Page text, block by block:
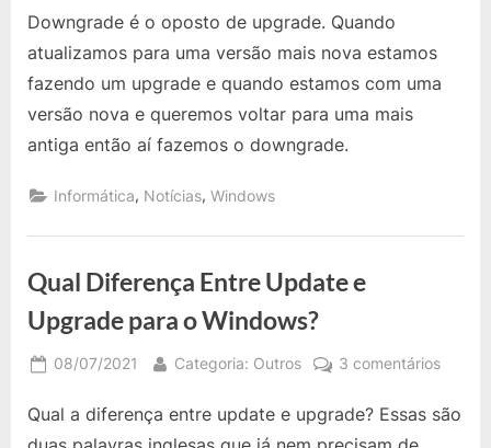
Usuários
que
Windows
10
o
Dez
para
Atualização
Caso
Downgrade é o oposto de upgrade. Quando
atualizamos para uma versão mais nova estamos
fazendo um upgrade e quando estamos com uma
versão nova e queremos voltar para uma mais
antiga então aí fazemos o downgrade.
Informática, Notícias,Windows
Qual Diferença Entre Update e
Upgrade para o Windows?
Posted
08/07/2021 By
Categoria: Outros 3 comentáriosem
Qual a diferença entre update e upgrade? Essas são